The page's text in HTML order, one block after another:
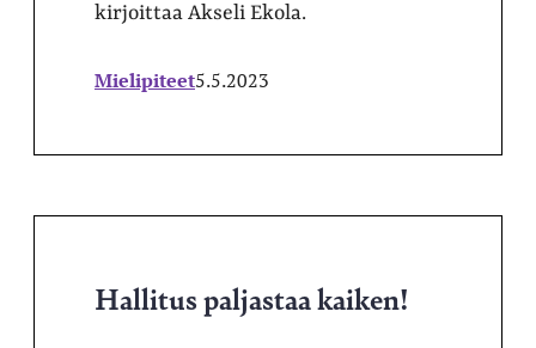
kirjoittaa Akseli Ekola.
Mielipiteet5.5.2023
Hallitus paljastaa kaiken!